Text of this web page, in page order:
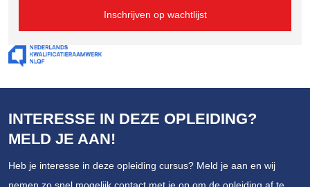
Inschrijven op wachtlijst
INTERESSE IN DEZE OPLEIDING?
MELD JE AAN!
Heb je interesse in deze opleiding cursus? Meld je aan en wij
nemen zo snel mogelijk contact met je op om de opleiding af te